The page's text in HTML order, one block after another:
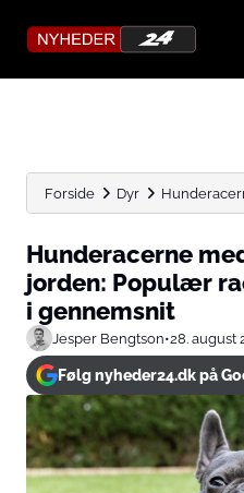
Forside Dyr
Hunderacerne
jorden: Populær
i gennemsnit
Jesper Bengtson•28. august
Følg nyheder24.dk på